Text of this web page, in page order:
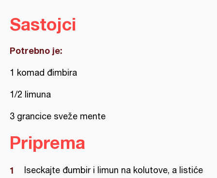
Sastojci
Potrebno je:
1 komad đimbira
1/2 limuna
3 grancice sveže mente
Priprema
Iseckajte đumbir i limun na kolutove, a listiće